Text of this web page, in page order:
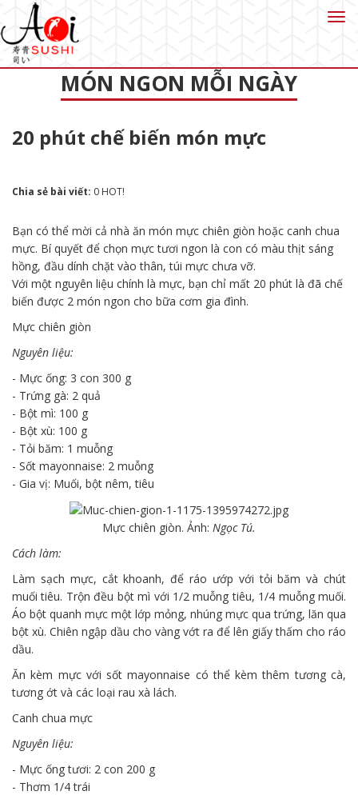
MÓN NGON MỖI NGÀY
20 phút chế biến món mực
Chia sẻ bài viết: 0 HOT!
Bạn có thể mời cả nhà ăn món mực chiên giòn hoặc canh chua
mực. Bí quyết để chọn mực tươi ngon là con có màu thịt sáng
hồng, đầu dính chặt vào thân, túi mực chưa vỡ.
Với một nguyên liệu chính là mực, bạn chỉ mất 20 phút là đã chế
biến được 2 món ngon cho bữa cơm gia đình.
Mực chiên giòn
Nguyên liệu:
- Mực ống: 3 con 300 g
- Trứng gà: 2 quả
- Bột mì: 100 g
- Bột xù: 100 g
- Tỏi băm: 1 muỗng
- Sốt mayonnaise: 2 muỗng
- Gia vị: Muối, bột nêm, tiêu
Mực chiên giòn. Ảnh: Ngọc Tú.
Cách làm:
Làm sạch mực, cắt khoanh, để ráo ướp với tỏi băm và chút
muối tiêu. Trộn đều bột mì với 1/2 muỗng tiêu, 1/4 muỗng muối.
Áo bột quanh mực một lớp mỏng, nhúng mực qua trứng, lăn qua
bột xù. Chiên ngập dầu cho vàng vớt ra để lên giấy thấm cho ráo
dầu.
Ăn kèm mực với sốt mayonnaise có thể kèm thêm tương cà,
tương ớt và các loại rau xà lách.
Canh chua mực
Nguyên liệu:
- Mực ống tươi: 2 con 200 g
- Thơm 1/4 trái